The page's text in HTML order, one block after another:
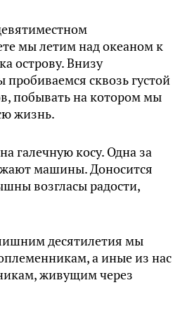
мы летим над океаном к
острову. Внизу
сквозь густой
побывать на котором мы
жизнь.
галечную косу. Одна за
машины. Доносится
возгласы радости,
десятилетия мы
а иные из нас
живущим через